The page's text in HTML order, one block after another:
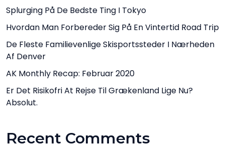
Splurging På De Bedste Ting I Tokyo
Hvordan Man Forbereder Sig På En Vintertid Road Trip
De Fleste Familievenlige Skisportssteder I Nærheden
Af Denver
AK Monthly Recap: Februar 2020
Er Det Risikofri At Rejse Til Grækenland Lige Nu?
Absolut.
Recent Comments